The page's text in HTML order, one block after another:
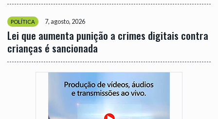
POLÍTICA 7, agosto, 2026
Lei que aumenta punição a crimes digitais contra
crianças é sancionada